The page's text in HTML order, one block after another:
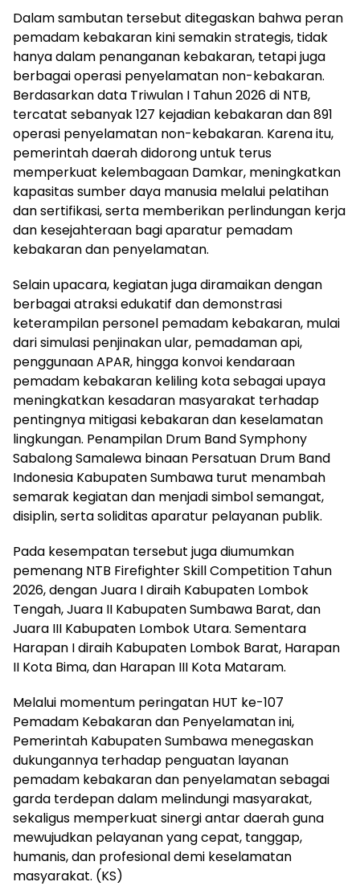
Dalam sambutan tersebut ditegaskan bahwa peran
pemadam kebakaran kini semakin strategis, tidak
hanya dalam penanganan kebakaran, tetapi juga
berbagai operasi penyelamatan non-kebakaran.
Berdasarkan data Triwulan I Tahun 2026 di NTB,
tercatat sebanyak 127 kejadian kebakaran dan 891
operasi penyelamatan non-kebakaran. Karena itu,
pemerintah daerah didorong untuk terus
memperkuat kelembagaan Damkar, meningkatkan
kapasitas sumber daya manusia melalui pelatihan
dan sertifikasi, serta memberikan perlindungan kerja
dan kesejahteraan bagi aparatur pemadam
kebakaran dan penyelamatan.
Selain upacara, kegiatan juga diramaikan dengan
berbagai atraksi edukatif dan demonstrasi
keterampilan personel pemadam kebakaran, mulai
dari simulasi penjinakan ular, pemadaman api,
penggunaan APAR, hingga konvoi kendaraan
pemadam kebakaran keliling kota sebagai upaya
meningkatkan kesadaran masyarakat terhadap
pentingnya mitigasi kebakaran dan keselamatan
lingkungan. Penampilan Drum Band Symphony
Sabalong Samalewa binaan Persatuan Drum Band
Indonesia Kabupaten Sumbawa turut menambah
semarak kegiatan dan menjadi simbol semangat,
disiplin, serta soliditas aparatur pelayanan publik.
Pada kesempatan tersebut juga diumumkan
pemenang NTB Firefighter Skill Competition Tahun
2026, dengan Juara I diraih Kabupaten Lombok
Tengah, Juara II Kabupaten Sumbawa Barat, dan
Juara III Kabupaten Lombok Utara. Sementara
Harapan I diraih Kabupaten Lombok Barat, Harapan
II Kota Bima, dan Harapan III Kota Mataram.
Melalui momentum peringatan HUT ke-107
Pemadam Kebakaran dan Penyelamatan ini,
Pemerintah Kabupaten Sumbawa menegaskan
dukungannya terhadap penguatan layanan
pemadam kebakaran dan penyelamatan sebagai
garda terdepan dalam melindungi masyarakat,
sekaligus memperkuat sinergi antar daerah guna
mewujudkan pelayanan yang cepat, tanggap,
humanis, dan profesional demi keselamatan
masyarakat. (KS)